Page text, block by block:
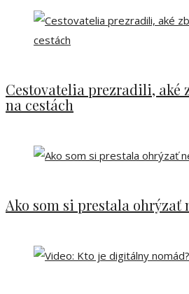
Cestovatelia prezradili, aké
na cestách
Ako som si prestala ohrýzať